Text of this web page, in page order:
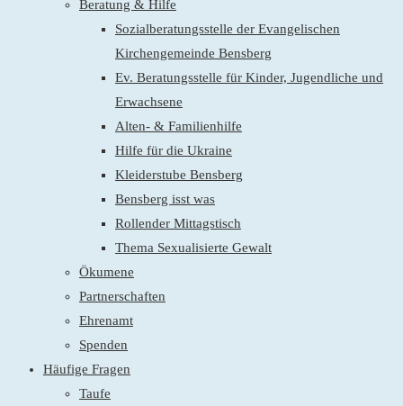
Beratung & Hilfe
Sozialberatungsstelle der Evangelischen
Kirchengemeinde Bensberg
Ev. Beratungsstelle für Kinder, Jugendliche und
Erwachsene
Alten- & Familienhilfe
Hilfe für die Ukraine
Kleiderstube Bensberg
Bensberg isst was
Rollender Mittagstisch
Thema Sexualisierte Gewalt
Ökumene
Partnerschaften
Ehrenamt
Spenden
Häufige Fragen
Taufe